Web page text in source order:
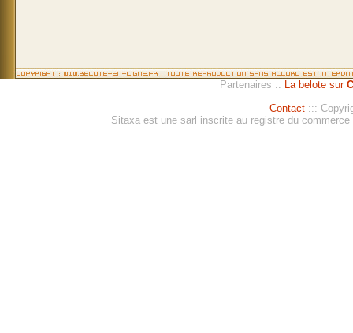
Partenaires :: La belote sur
Contact :::
Sitaxa est une sarl inscrite au registre du